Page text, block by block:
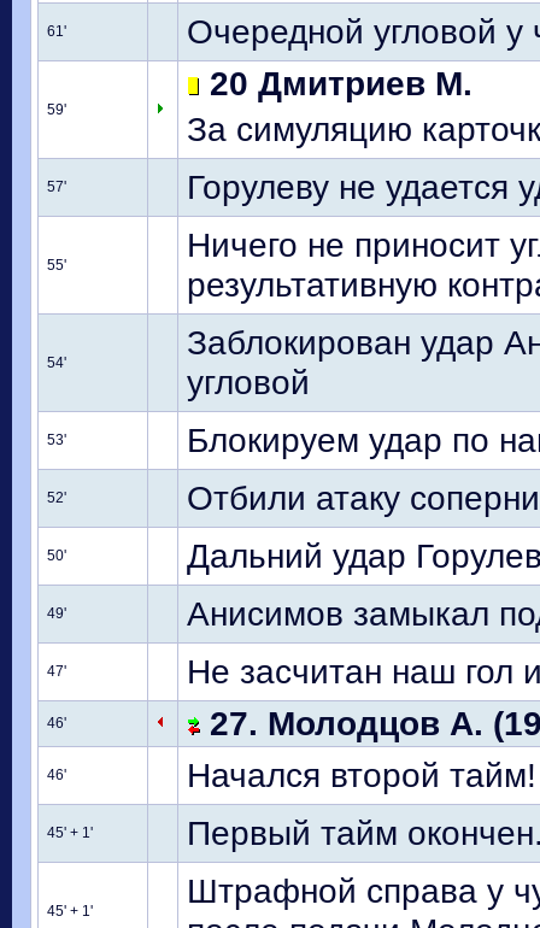
61' Очередной угловой у
59'
20 Дмитриев М.
За симуляцию
57' Горулеву не удается
55'
Ничего не приносит
результативную
54'
Заблокирован удар
угловой
53' Блокируем удар по
52' Отбили атаку
50' Дальний удар
49' Анисимов замыкал
47' Не засчитан наш гол
46' 27. Молодцов А.
46' Начался второй тайм!
45' + 1' Первый тайм
45' + 1'
Штрафной справа у